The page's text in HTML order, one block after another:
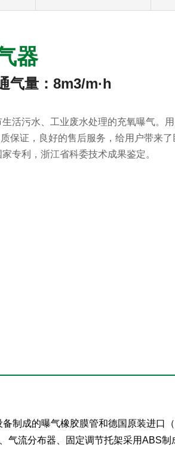
器
气量：8m3/m·h
污水、工业废水处理的充氧曝气。用
保证，良好的售后服务，给用户带来了
专利，浙江省科委技术成果鉴定。
制成的曝气橡胶膜管和德国原装进口（
气流分布器、固定调节托架采用ABS制